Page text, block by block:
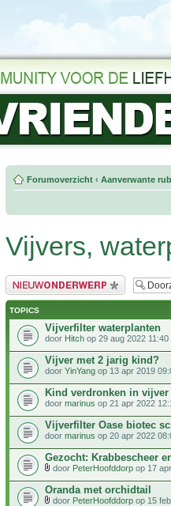
Forumoverzicht ‹ Aanverwante
Vijvers,
Plaats een nieuw bericht
TOPICS
Vijverfilter waterplanten
door Hitch op 29 aug 2022 11:40
Vijver met 2 jarig kind?
door YinYang op 13 apr 2019
Kind verdronken in vijver
door marinus op 21 apr 2022
Vijverfilter Oase biotec
door marinus op 20 apr 2022
Gezocht: Krabbescheer
door PeterHoofddorp op 17
Oranda met orchidtail
door PeterHoofddorp op 15